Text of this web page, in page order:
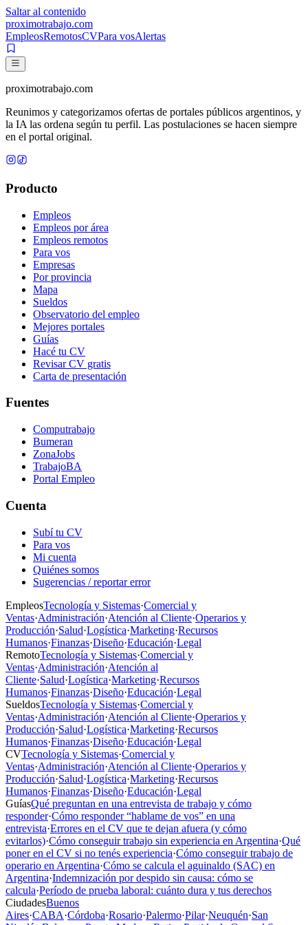
Saltar al contenido
proximotrabajo.com
EmpleosRemotosCVPara vosAlertas
proximotrabajo.com
Reunimos y categorizamos ofertas de portales públicos argentinos, y
la IA las ordena según tu perfil. Las postulaciones se hacen siempre
en el portal original.
Producto
Empleos
Empleos por área
Empleos remotos
Para vos
Empresas
Por provincia
Mapa
Sueldos
Observatorio del empleo
Mejores portales
Guías
Hacé tu CV
Revisar CV gratis
Carta de presentación
Fuentes
Computrabajo
Bumeran
ZonaJobs
TrabajoBA
Portal Empleo
Cuenta
Subí tu CV
Para vos
Mi cuenta
Quiénes somos
Sugerencias / reportar error
EmpleosTecnología y Sistemas·Comercial y
Ventas·Administración·Atención al Cliente·Operarios y
Producción·Salud·Logística·Marketing·Recursos
Humanos·Finanzas·Diseño·Educación·Legal
RemotoTecnología y Sistemas·Comercial y
Ventas·Administración·Atención al
Cliente·Salud·Logística·Marketing·Recursos
Humanos·Finanzas·Diseño·Educación·Legal
SueldosTecnología y Sistemas·Comercial y
Ventas·Administración·Atención al Cliente·Operarios y
Producción·Salud·Logística·Marketing·Recursos
Humanos·Finanzas·Diseño·Educación·Legal
CVTecnología y Sistemas·Comercial y
Ventas·Administración·Atención al Cliente·Operarios y
Producción·Salud·Logística·Marketing·Recursos
Humanos·Finanzas·Diseño·Educación·Legal
GuíasQué preguntan en una entrevista de trabajo y cómo
responder·Cómo responder “hablame de vos” en una
entrevista·Errores en el CV que te dejan afuera (y cómo
evitarlos)·Cómo conseguir trabajo sin experiencia en Argentina·Qué
poner en el CV si no tenés experiencia·Cómo conseguir trabajo de
operario en Argentina·Cómo se calcula el aguinaldo (SAC) en
Argentina·Indemnización por despido sin causa: cómo se
calcula·Período de prueba laboral: cuánto dura y tus derechos
CiudadesBuenos
Aires·CABA·Córdoba·Rosario·Palermo·Pilar·Neuquén·San